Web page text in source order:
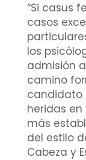
“Si casus
casos
los
admisión
camino
candidato
heridas
más
del estilo
Cabeza y